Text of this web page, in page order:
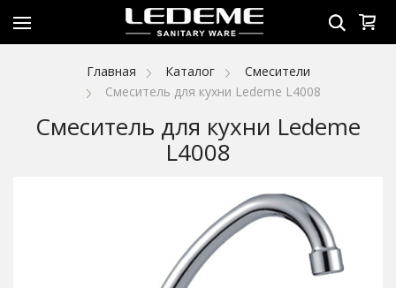
Главная Каталог
Смесители
Смеситель для кухни Ledeme L4008
Смеситель для кухни Ledeme
L4008